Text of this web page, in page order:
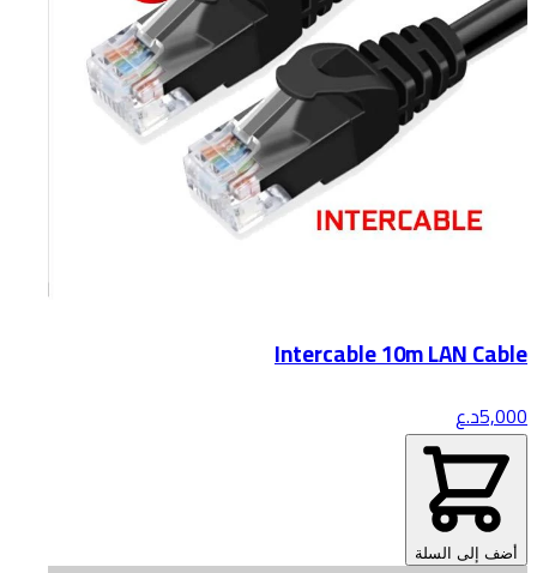
Intercable 10m LAN Cable
5,000د.ع
أضف إلى السلة